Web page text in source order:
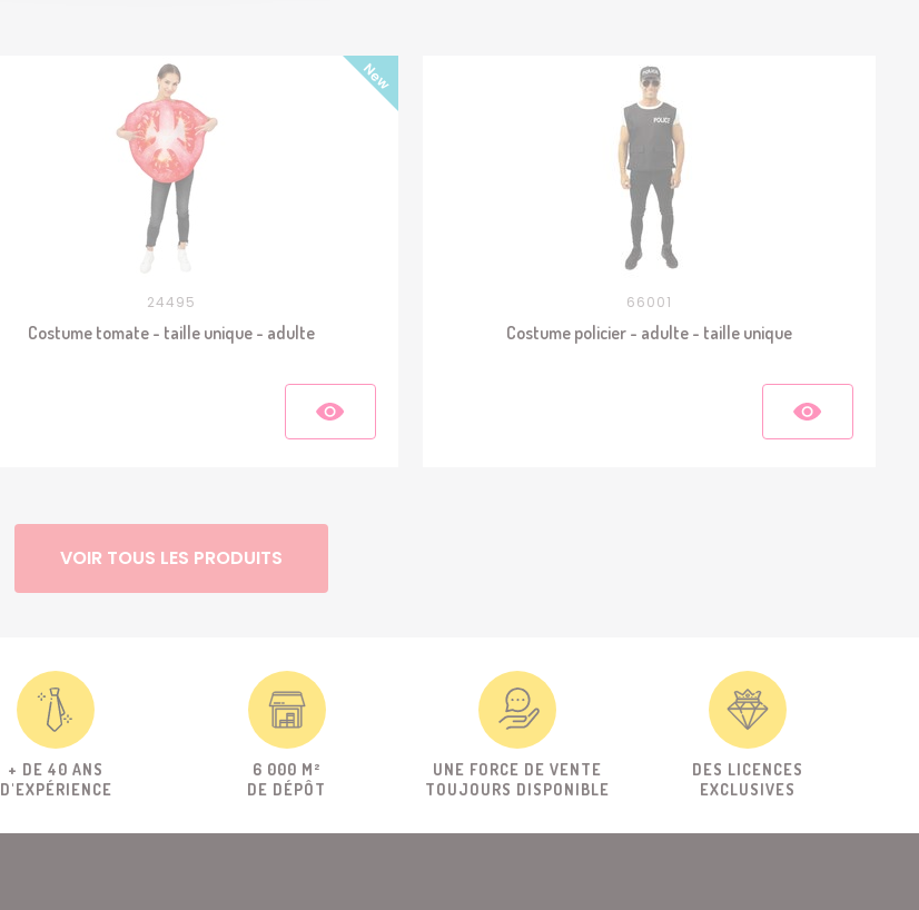
24495
Costume tomate - taille unique - adulte
66001
Costume policier - adulte - taille unique
VOIR TOUS LES PRODUITS
+ DE 40 ANS
D'EXPÉRIENCE
6 000 M²
DE DÉPÔT
UNE FORCE DE VENTE
TOUJOURS DISPONIBLE
DES LICENCES
EXCLUSIVES